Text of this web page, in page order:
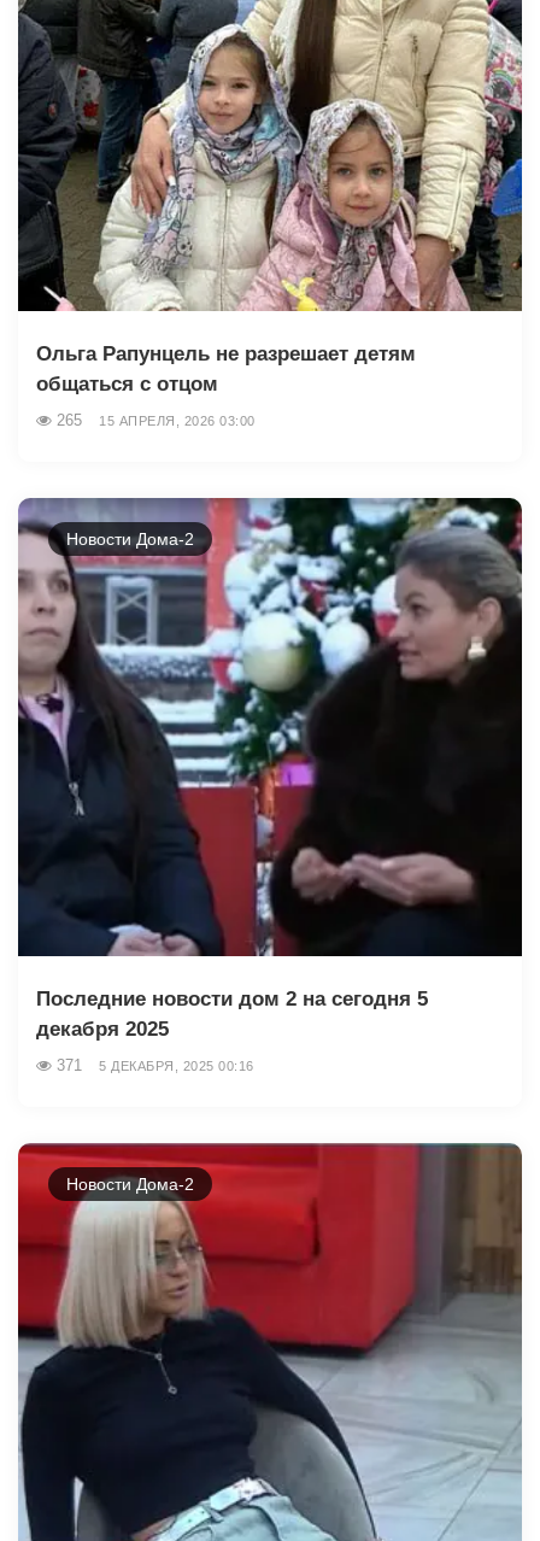
Ольга Рапунцель не разрешает детям
общаться с отцом
265 15 АПРЕЛЯ, 2026 03:00
Новости Дома-2
Последние новости дом 2 на сегодня 5
декабря 2025
371 5 ДЕКАБРЯ, 2025 00:16
Новости Дома-2